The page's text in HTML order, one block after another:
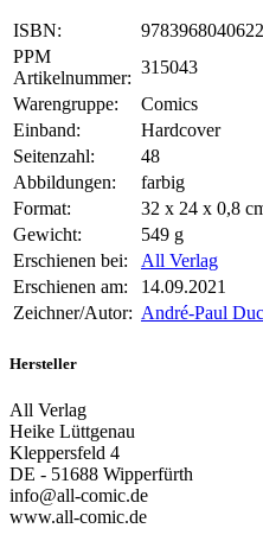
ISBN:
9783968040622
PPM
Artikelnummer:
315043
Warengruppe:
Comics
Einband:
Hardcover
Seitenzahl:
48
Abbildungen:
farbig
Format:
32 x 24 x 0,8
Gewicht:
549 g
Erschienen bei:
All Verlag
Erschienen am:
14.09.2021
Zeichner/Autor: André-Paul
Hersteller
All Verlag
Heike Lüttgenau
Kleppersfeld 4
DE - 51688 Wipperfürth
info@all-comic.de
www.all-comic.de